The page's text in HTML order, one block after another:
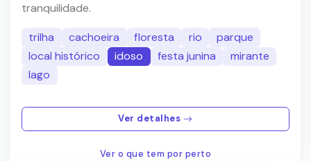
tranquilidade.
trilha
cachoeira floresta rio
parque
local histórico
idoso festa junina
mirante
lago
Ver detalhes
Ver o que tem por perto